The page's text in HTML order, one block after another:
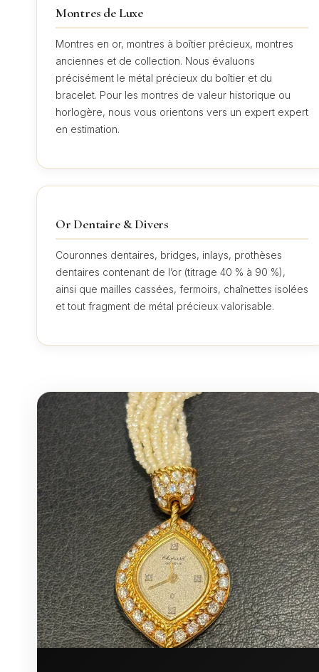
Montres de Luxe
Montres en or, montres à boîtier précieux, montres
anciennes et de collection. Nous évaluons
précisément le métal précieux du boîtier et du
bracelet. Pour les montres de valeur historique ou
horlogère, nous vous orientons vers un expert expert
en estimation.
Or Dentaire & Divers
Couronnes dentaires, bridges, inlays, prothèses
dentaires contenant de l’or (titrage 40 % à 90 %),
ainsi que mailles cassées, fermoirs, chaînettes isolées
et tout fragment de métal précieux valorisable.